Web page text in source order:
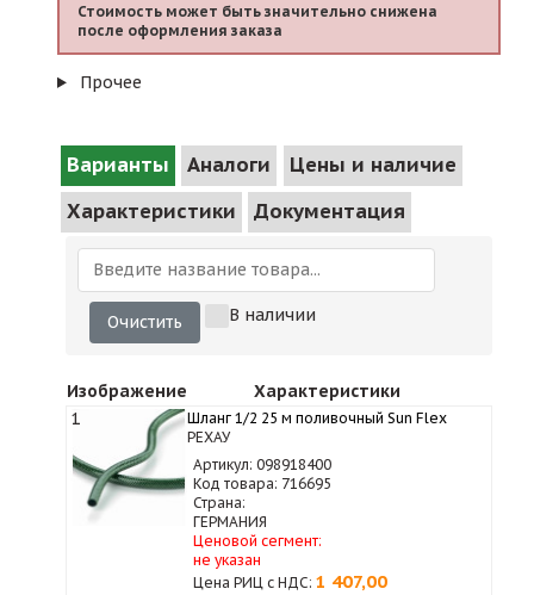
Стоимость может быть значительно снижена
после оформления заказа
Прочее
Варианты Аналоги
Цены и наличие
Характеристики
Документация
Очистить В наличии
Изображение
Характеристики
1
Шланг 1/2 25 м поливочный Sun Flex
РЕХАУ
Артикул: 098918400
Код товара: 716695
Страна:
ГЕРМАНИЯ
Ценовой сегмент:
не указан
Цена РИЦ с НДС: 1 407,00